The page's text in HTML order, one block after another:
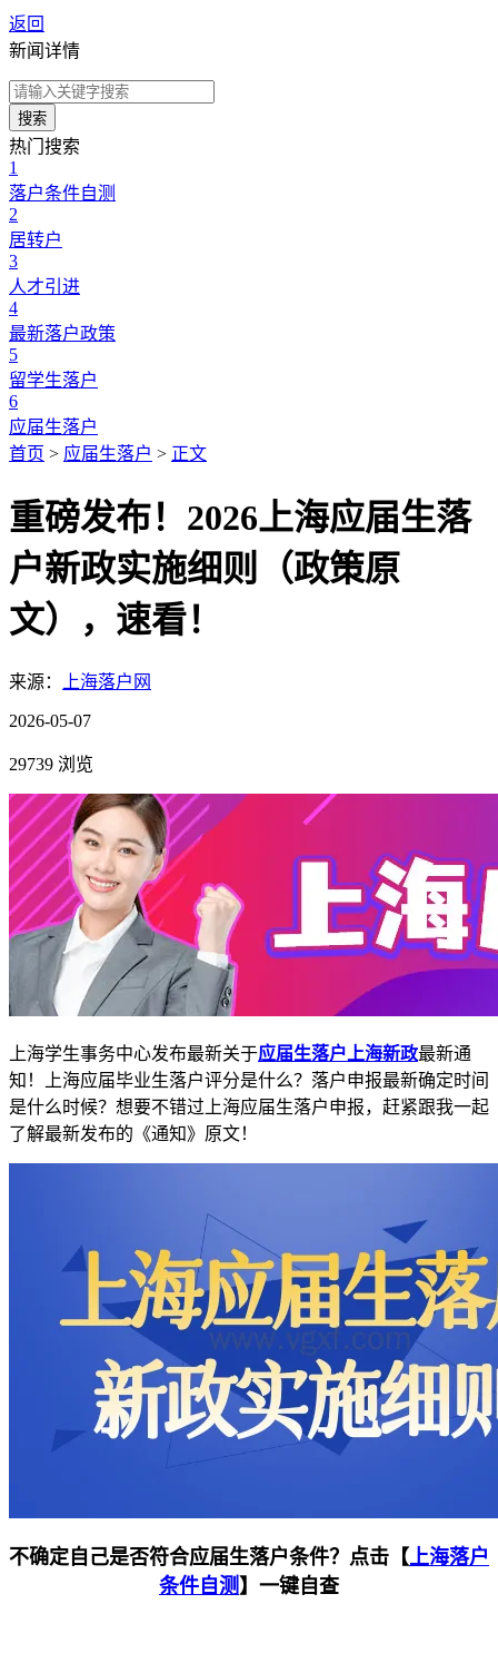
返回
新闻详情
搜索
热门搜索
1
落户条件自测
2
居转户
3
人才引进
4
最新落户政策
5
留学生落户
6
应届生落户
首页 > 应届生落户 > 正文
重磅发布！2026上海应届生落
户新政实施细则（政策原
文），速看！
来源： 上海落户网
2026-05-07
29739 浏览
上海学生事务中心发布最新关于应届生落户上海新政最新通
知！上海应届毕业生落户评分是什么？落户申报最新确定时间
是什么时候？想要不错过上海应届生落户申报，赶紧跟我一起
了解最新发布的《通知》原文！
不确定自己是否符合应届生落户条件？点击【 上海落户
条件自测 】一键自查